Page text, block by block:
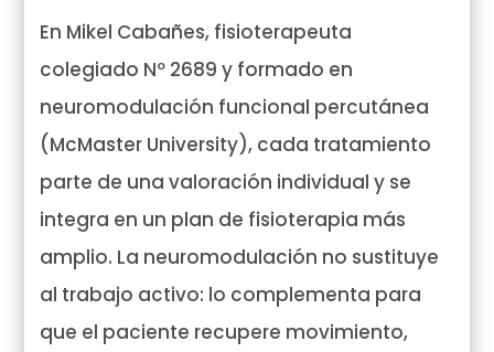
En Mikel Cabañes, fisioterapeuta
colegiado Nº 2689 y formado en
neuromodulación funcional percutánea
(McMaster University), cada tratamiento
parte de una valoración individual y se
integra en un plan de fisioterapia más
amplio. La neuromodulación no sustituye
al trabajo activo: lo complementa para
que el paciente recupere movimiento,